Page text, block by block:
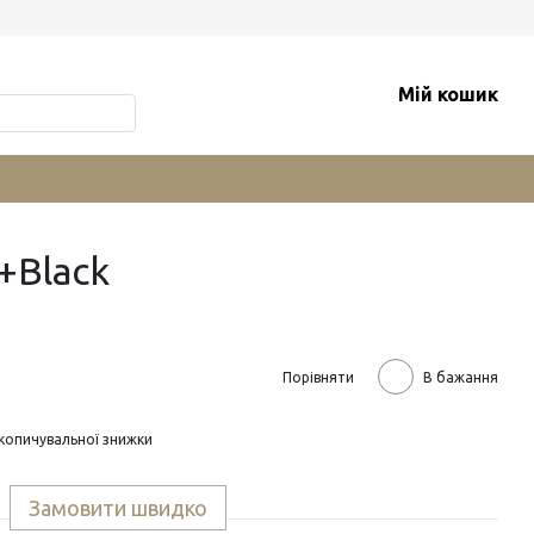
Мій кошик
Порівняти В бажання
знижки
Замовити швидко